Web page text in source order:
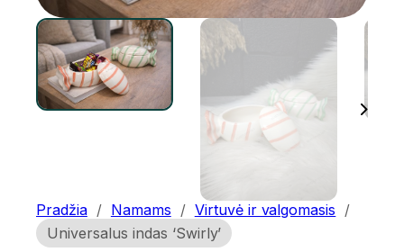
Pradžia / Namams / Virtuvė ir valgomasis /
Universalus indas ‘Swirly’